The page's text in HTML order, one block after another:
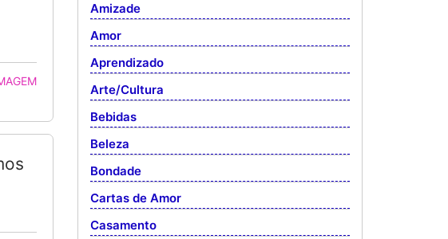
Amizade
Amor
Aprendizado
Arte/Cultura
Bebidas
Beleza
Bondade
Cartas de Amor
Casamento